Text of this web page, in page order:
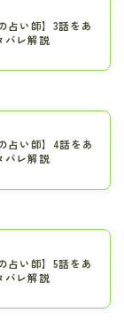
占い師】3話をあ
バレ解説
占い師】4話をあ
バレ解説
占い師】5話をあ
バレ解説